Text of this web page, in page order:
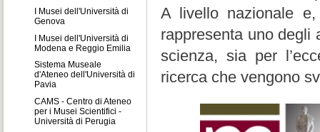
I Musei dell'Università di
Genova
I Musei dell'Università di
Modena e Reggio Emilia
Sistema Museale
d'Ateneo dell'Università di
Pavia
CAMS - Centro di Ateneo
per i Musei Scientifici -
Università di Perugia
A livello nazionale
rappresenta uno degli
scienza, sia per
ricerca che vengono